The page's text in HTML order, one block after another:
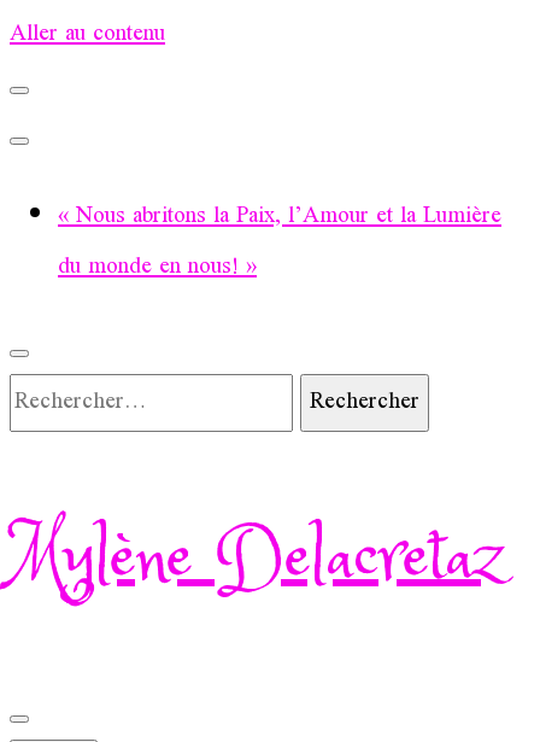
Aller au contenu
« Nous abritons la Paix, l’Amour et la Lumière
du monde en nous! »
Rechercher :
Mylène Delacretaz